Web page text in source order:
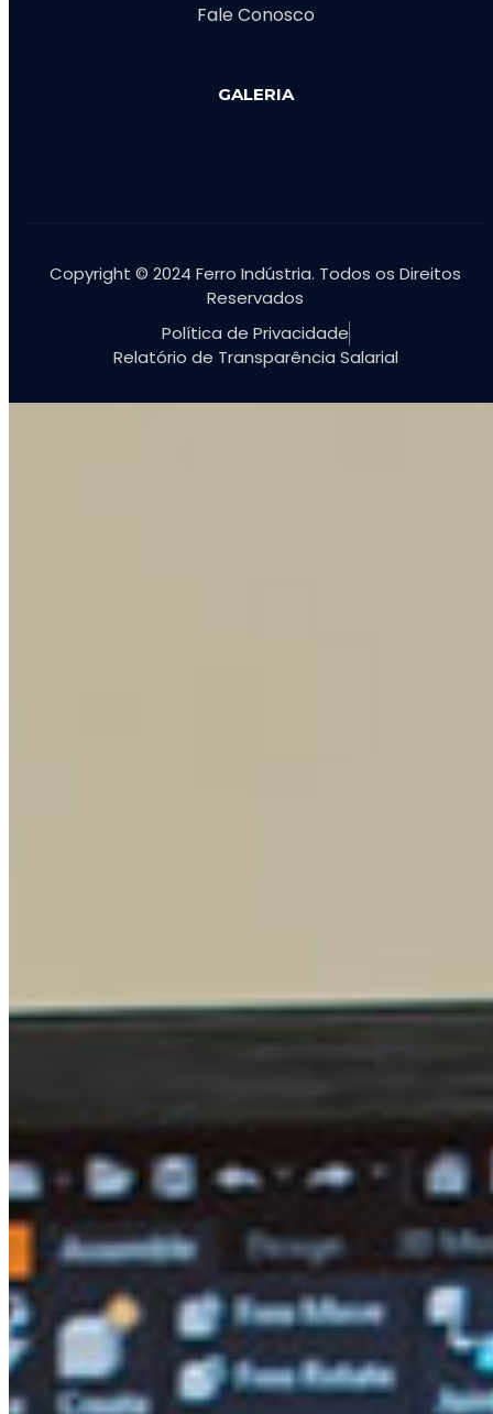
Fale Conosco
GALERIA
Copyright © 2024 Ferro Indústria. Todos os Direitos
Reservados
Política de Privacidade
Relatório de Transparência Salarial